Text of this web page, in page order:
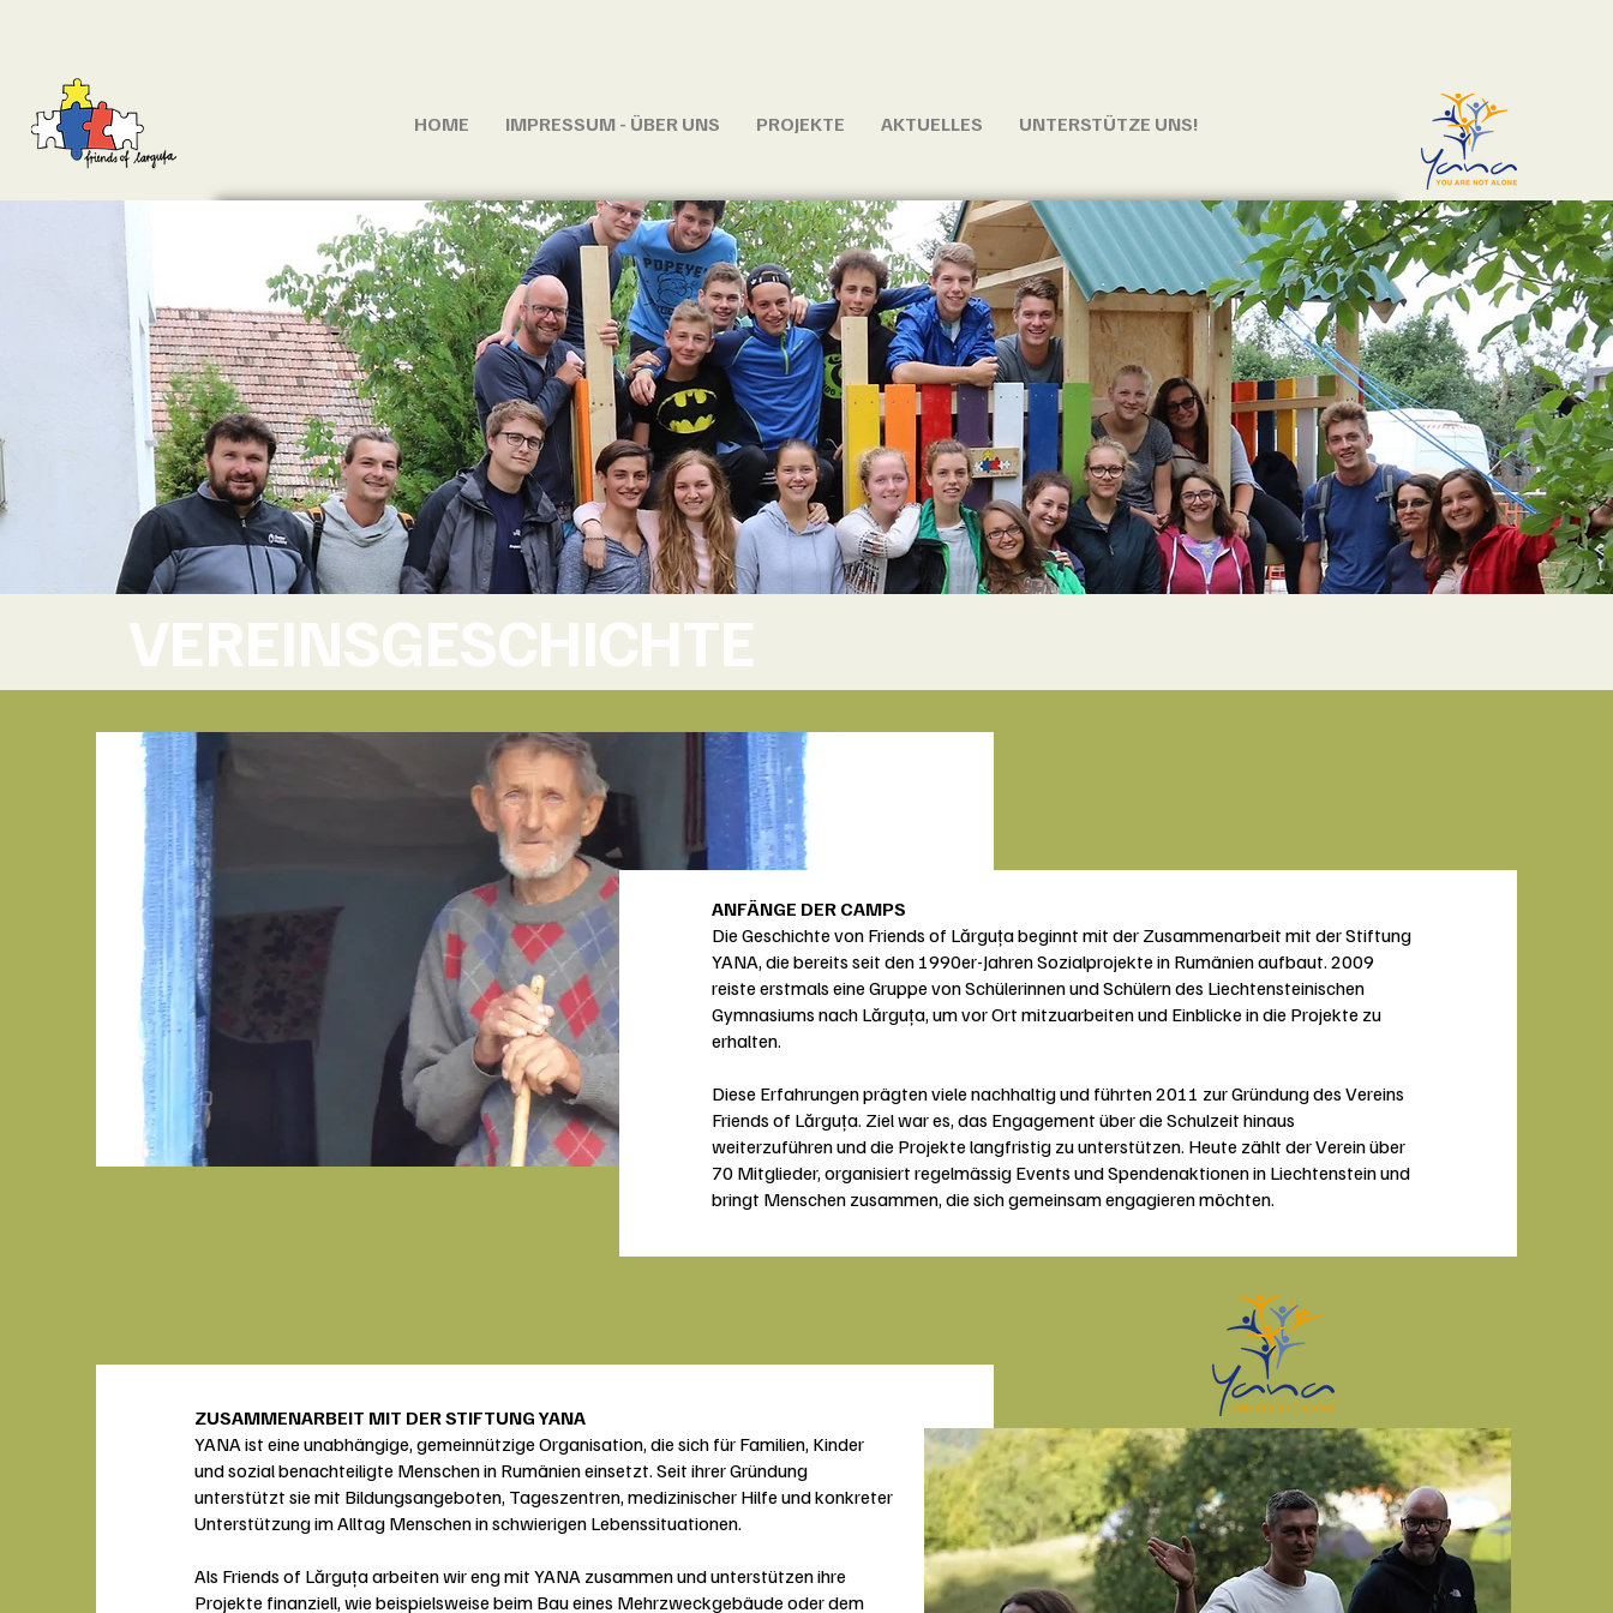
HOME IMPRESSUM - ÜBER UNS PROJEKTE AKTUELLES UNTERSTÜTZE UNS!
VEREINSGESCHICHTE
ANFÄNGE DER CAMPS​
Die Geschichte von Friends of Lărguța beginnt mit der Zusammenarbeit mit der Stiftung
YANA, die bereits seit den 1990er-Jahren Sozialprojekte in Rumänien aufbaut. 2009
reiste erstmals eine Gruppe von Schülerinnen und Schülern des Liechtensteinischen
Gymnasiums nach Lărguța, um vor Ort mitzuarbeiten und Einblicke in die Projekte zu
erhalten.
Diese Erfahrungen prägten viele nachhaltig und führten 2011 zur Gründung des Vereins
Friends of Lărguța. Ziel war es, das Engagement über die Schulzeit hinaus
weiterzuführen und die Projekte langfristig zu unterstützen. Heute zählt der Verein über
70 Mitglieder, organisiert regelmässig Events und Spendenaktionen in Liechtenstein und
bringt Menschen zusammen, die sich gemeinsam engagieren möchten.
ZUSAMMENARBEIT MIT DER STIFTUNG YANA
YANA ist eine unabhängige, gemeinnützige Organisation, die sich für Familien, Kinder
und sozial benachteiligte Menschen in Rumänien einsetzt. Seit ihrer Gründung
unterstützt sie mit Bildungsangeboten, Tageszentren, medizinischer Hilfe und konkreter
Unterstützung im Alltag Menschen in schwierigen Lebenssituationen.
Als Friends of Lărguța arbeiten wir eng mit YANA zusammen und unterstützen ihre
Projekte finanziell, wie beispielsweise beim Bau eines Mehrzweckgebäude oder dem